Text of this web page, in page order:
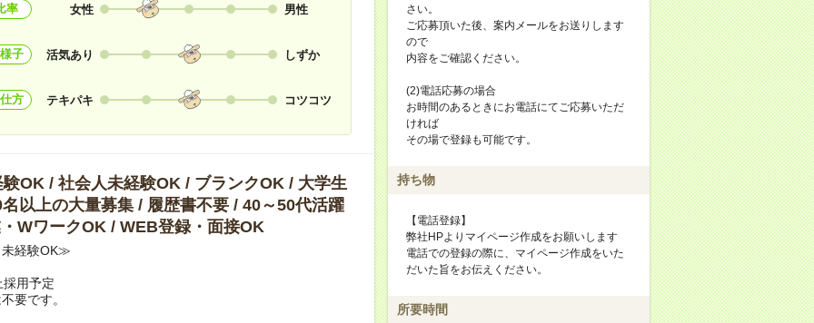
率 女性 男性
子 活気あり しずか
方 テキパキ コツコツ
OK / 社会人未経験OK / ブランクOK / 大学生
以上の大量募集 / 履歴書不要 / 40～50代活躍
WワークOK / WEB登録・面接OK
経験OK≫
用予定
要です。
さい。
ご応募頂いた後、案内メールをお送りします
ので
内容をご確認ください。
(2)電話応募の場合
お時間のあるときにお電話にてご応募いただ
ければ
その場で登録も可能です。
持ち物
【電話登録】
弊社HPよりマイページ作成をお願いします
電話での登録の際に、マイページ作成をいた
だいた旨をお伝えください。
所要時間